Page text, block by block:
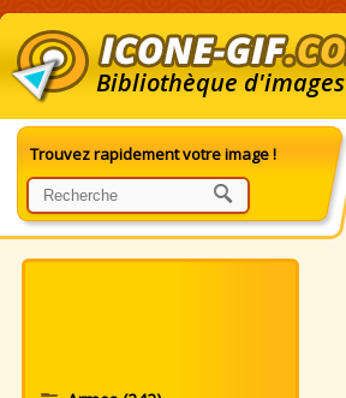
Bibliothèque d'images
Trouvez rapidement votre image !